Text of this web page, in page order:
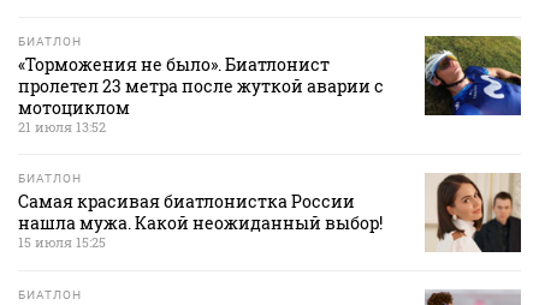
БИАТЛОН
«Торможения не было». Биатлонист
пролетел 23 метра после жуткой аварии с
мотоциклом
21 июля 13:52
БИАТЛОН
Самая красивая биатлонистка России
нашла мужа. Какой неожиданный выбор!
15 июля 15:25
БИАТЛОН